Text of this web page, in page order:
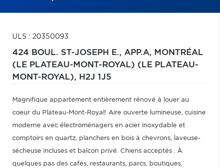
ULS : 20350093
424 BOUL. ST-JOSEPH E., APP.A, MONTRÉAL
(LE PLATEAU-MONT-ROYAL) (LE PLATEAU-
MONT-ROYAL), H2J 1J5
Magnifique appartement entièrement rénové à louer au
coeur du Plateau-Mont-Royal! Aire ouverte lumineuse, cuisine
moderne avec électroménagers en acier inoxydable et
comptoirs en quartz, planchers en bois à chevrons, laveuse-
sécheuse incluses et balcon privé. Chiens acceptés . À
quelques pas des cafés, restaurants, parcs, boutiques,